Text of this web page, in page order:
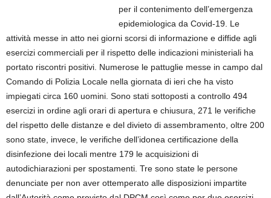
per il contenimento dell’emergenza
epidemiologica da Covid-19. Le
attività messe in atto nei giorni scorsi di informazione e diffide agli
esercizi commerciali per il rispetto delle indicazioni ministeriali ha
portato riscontri positivi. Numerose le pattuglie messe in campo dal
Comando di Polizia Locale nella giornata di ieri che ha visto
impiegati circa 160 uomini. Sono stati sottoposti a controllo 494
esercizi in ordine agli orari di apertura e chiusura, 271 le verifiche
del rispetto delle distanze e del divieto di assembramento, oltre 200
sono state, invece, le verifiche dell’idonea certificazione della
disinfezione dei locali mentre 179 le acquisizioni di
autodichiarazioni per spostamenti. Tre sono state le persone
denunciate per non aver ottemperato alle disposizioni impartite